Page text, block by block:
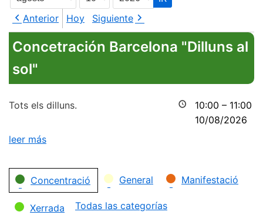
Mes
Día
Año
Anterior
Hoy Siguiente
Concetración Barcelona "Dilluns al
sol"
10:00 – 11:00
10/08/2026
Tots els dilluns.
leer más
Categorías
Concentració General Manifestació
Xerrada Todas las categorías